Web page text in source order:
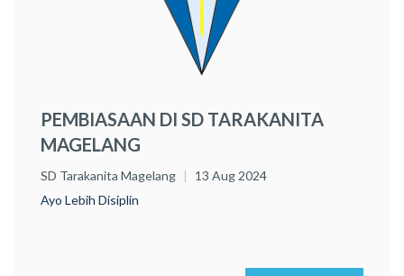
PEMBIASAAN DI SD TARAKANITA
MAGELANG
SD Tarakanita Magelang
13 Aug 2024
Ayo Lebih Disiplin